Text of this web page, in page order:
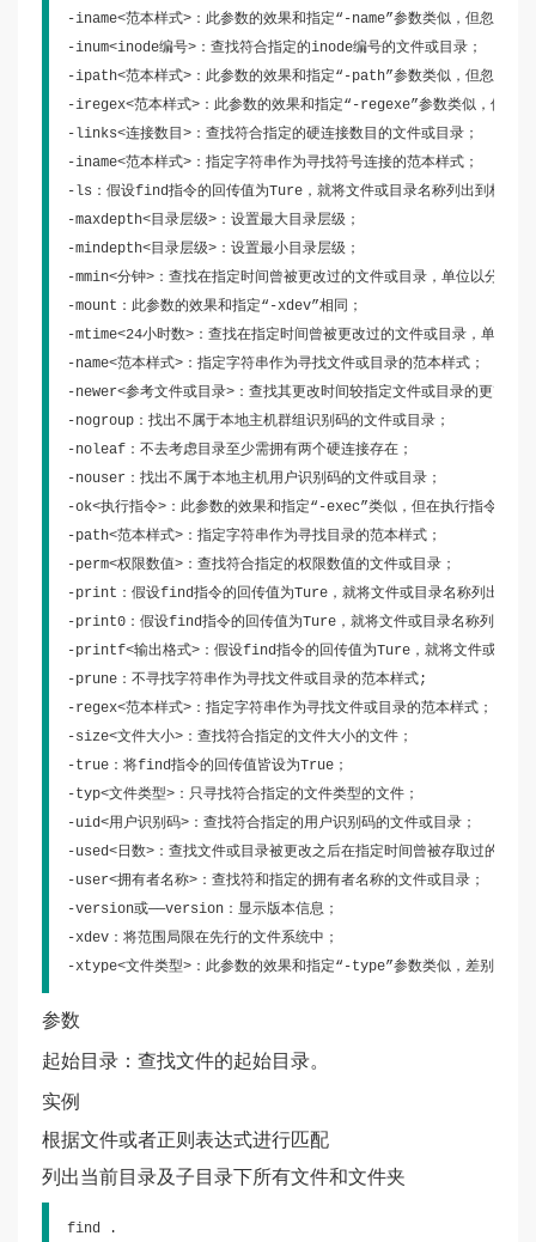
-iname<范本样式>：此参数的效果和指定“-name”参数类似，但忽略字
-inum<inode编号>：查找符合指定的inode编号的文件或目录；
-ipath<范本样式>：此参数的效果和指定“-path”参数类似，但忽略字
-iregex<范本样式>：此参数的效果和指定“-regexe”参数类似，但忽略
-links<连接数目>：查找符合指定的硬连接数目的文件或目录；
-iname<范本样式>：指定字符串作为寻找符号连接的范本样式；
-ls：假设find指令的回传值为Ture，就将文件或目录名称列出到标准输
-maxdepth<目录层级>：设置最大目录层级；
-mindepth<目录层级>：设置最小目录层级；
-mmin<分钟>：查找在指定时间曾被更改过的文件或目录，单位以分钟计
-mount：此参数的效果和指定“-xdev”相同；
-mtime<24小时数>：查找在指定时间曾被更改过的文件或目录，单位以
-name<范本样式>：指定字符串作为寻找文件或目录的范本样式；
-newer<参考文件或目录>：查找其更改时间较指定文件或目录的更改时
-nogroup：找出不属于本地主机群组识别码的文件或目录；
-noleaf：不去考虑目录至少需拥有两个硬连接存在；
-nouser：找出不属于本地主机用户识别码的文件或目录；
-ok<执行指令>：此参数的效果和指定“-exec”类似，但在执行指令之前
-path<范本样式>：指定字符串作为寻找目录的范本样式；
-perm<权限数值>：查找符合指定的权限数值的文件或目录；
-print：假设find指令的回传值为Ture，就将文件或目录名称列出到标
-print0：假设find指令的回传值为Ture，就将文件或目录名称列出到标
-printf<输出格式>：假设find指令的回传值为Ture，就将文件或目录名
-prune：不寻找字符串作为寻找文件或目录的范本样式;
-regex<范本样式>：指定字符串作为寻找文件或目录的范本样式；
-size<文件大小>：查找符合指定的文件大小的文件；
-true：将find指令的回传值皆设为True；
-typ<文件类型>：只寻找符合指定的文件类型的文件；
-uid<用户识别码>：查找符合指定的用户识别码的文件或目录；
-used<日数>：查找文件或目录被更改之后在指定时间曾被存取过的文件
-user<拥有者名称>：查找符和指定的拥有者名称的文件或目录；
-version或——version：显示版本信息；
-xdev：将范围局限在先行的文件系统中；
-xtype<文件类型>：此参数的效果和指定“-type”参数类似，差别在于
参数
起始目录：查找文件的起始目录。
实例
根据文件或者正则表达式进行匹配
列出当前目录及子目录下所有文件和文件夹
find .